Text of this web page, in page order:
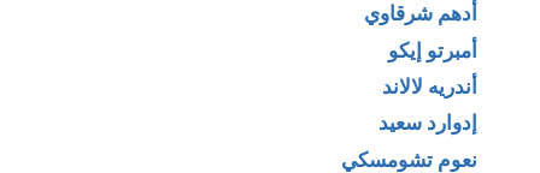
أدهم شرقاوي
أمبرتو إيكو
أندريه لالاند
إدوارد سعيد
نعوم تشومسكي